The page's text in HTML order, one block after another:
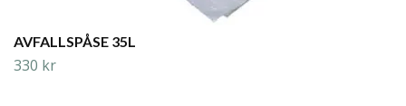
AVFALLSPÅSE 35L
330 kr